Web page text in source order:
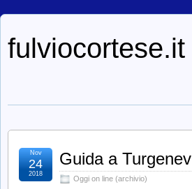
fulviocortese.it
Guida a Turgenev
Oggi on line (archivio)
Nov
24
2018